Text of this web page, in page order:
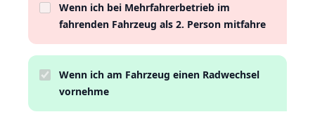
Wenn ich bei Mehrfahrerbetrieb im
fahrenden Fahrzeug als 2. Person mitfahre
Wenn ich am Fahrzeug einen Radwechsel
vornehme